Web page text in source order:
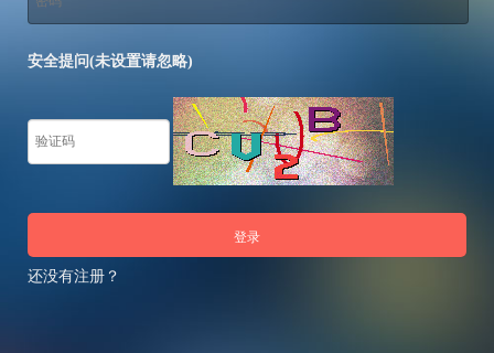
安全提问(未设置请忽略)
登录
还没有注册？